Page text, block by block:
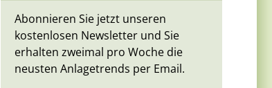
Abonnieren Sie jetzt unseren
kostenlosen Newsletter und Sie
erhalten zweimal pro Woche die
neusten Anlagetrends per Email.